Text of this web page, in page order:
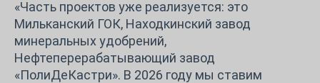
«Часть проектов уже реализуется: это
Мильканский ГОК, Находкинский завод
минеральных удобрений,
Нефтеперерабатывающий завод
«ПолиДеКастри». В 2026 году мы ставим